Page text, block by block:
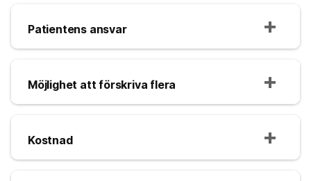
Patientens ansvar
Möjlighet att förskriva flera
Kostnad